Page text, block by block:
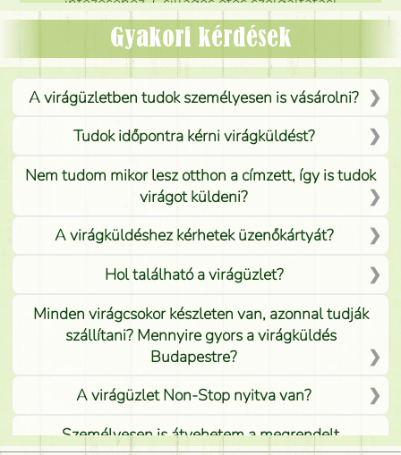
Mónika
Gyakori kérdések
A virágüzletben tudok személyesen is vásárolni?
Tudok időpontra kérni virágküldést?
Nem tudom mikor lesz otthon a címzett, így is tudok
virágot küldeni?
A virágküldéshez kérhetek üzenőkártyát?
Hol található a virágüzlet?
Minden virágcsokor készleten van, azonnal tudják
szállítani? Mennyire gyors a virágküldés
Budapestre?
A virágüzlet Non-Stop nyitva van?
Személyesen is átvehetem a megrendelt